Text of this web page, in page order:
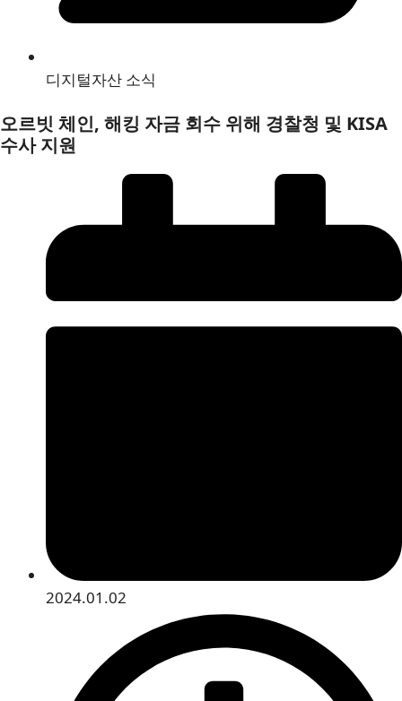
디지털자산 소식
오르빗 체인, 해킹 자금 회수 위해 경찰청 및 KISA
수사 지원
2024.01.02